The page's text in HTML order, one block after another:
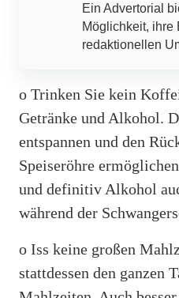
Ein Advertorial
Möglichkeit, ihre
redaktionellen
o Trinken Sie kein
Getränke und Alkohol.
entspannen und den
Speiseröhre
und definitiv Alkohol
während der
o Iss keine großen
stattdessen den ganzen